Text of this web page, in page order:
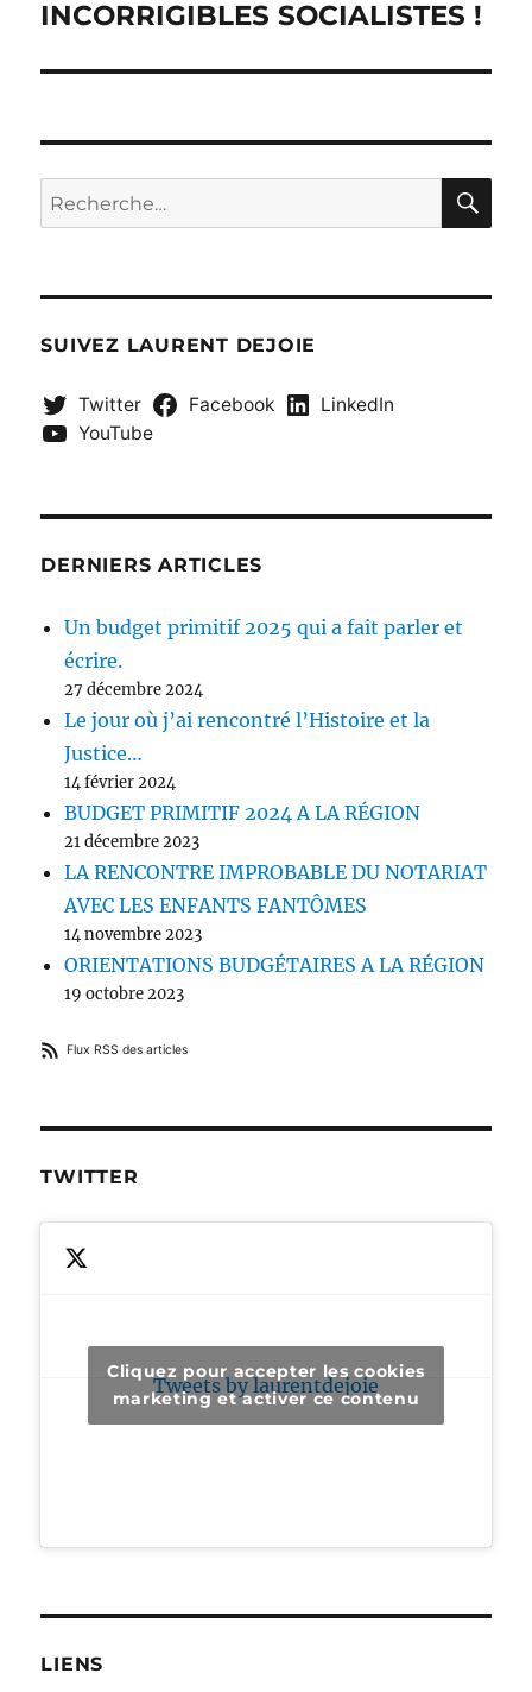
Publication
INCORRIGIBLES SOCIALISTES !
Recherche
pour :
SUIVEZ LAURENT DEJOIE
Twitter Facebook
LinkedIn
YouTube
DERNIERS ARTICLES
Un budget primitif 2025 qui a fait parler et
écrire.
27 décembre 2024
Le jour où j’ai rencontré l’Histoire et la
Justice…
14 février 2024
BUDGET PRIMITIF 2024 A LA RÉGION
21 décembre 2023
LA RENCONTRE IMPROBABLE DU NOTARIAT
AVEC LES ENFANTS FANTÔMES
14 novembre 2023
ORIENTATIONS BUDGÉTAIRES A LA RÉGION
19 octobre 2023
Flux RSS des articles
TWITTER
Tweets by laurentdejoie
Cliquez pour accepter les cookies
marketing et activer ce contenu
LIENS